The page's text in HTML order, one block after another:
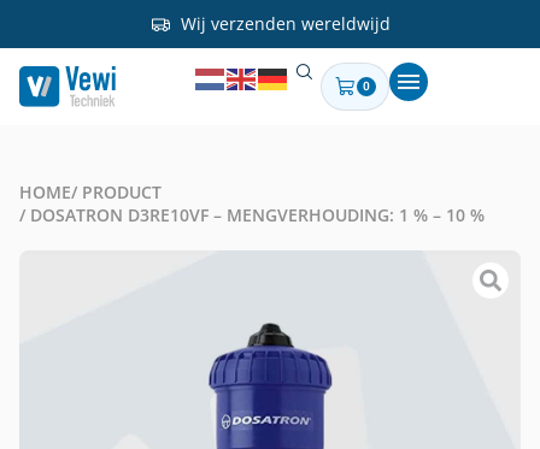
Wij verzenden wereldwijd
0
HOME/ PRODUCT
/ DOSATRON D3RE10VF – MENGVERHOUDING: 1 % – 10 %